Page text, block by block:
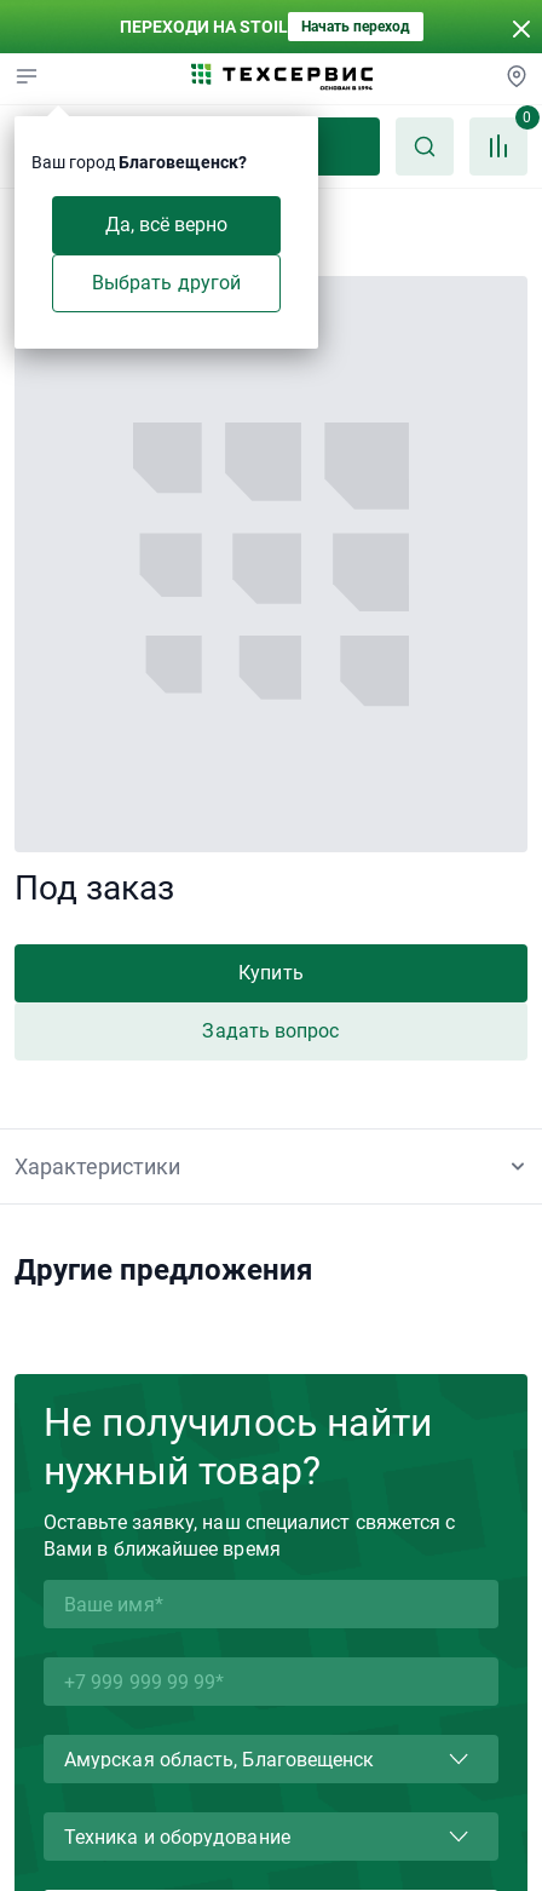
ПЕРЕХОДИ НА STOIL Начать переход
Ваш город Благовещенск?
Да, всё верно
Выбрать другой
0
Втулка
Под заказ
Купить
Задать вопрос
Характеристики
Другие предложения
Не получилось найти
нужный товар?
Оставьте заявку, наш специалист свяжется с
Вами в ближайшее время